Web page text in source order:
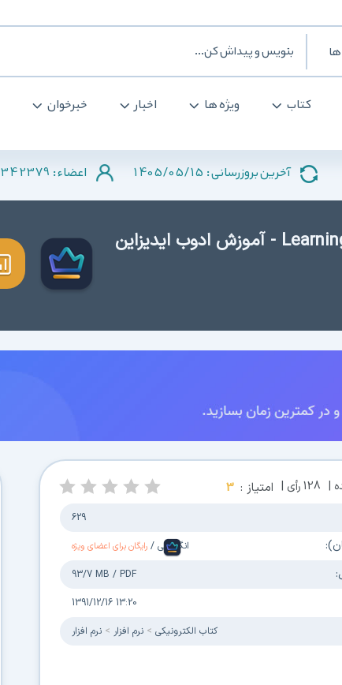
کتاب ویژه ها اخبار خبرخوان
آخرین بروزرسانی : 1405/05/15 اعضاء : 342379
دانلود کتاب Learning Adobe InDesign CS6 - آموزش ادوب ایدیزاین
|
128رأی | امتیاز : 3
629
انگلیسی / رایگان برای اعضای ویژه
93/7 MB / PDF
1391/12/16 13:20
كتاب الكترونیکی نرم افزار نرم افزار